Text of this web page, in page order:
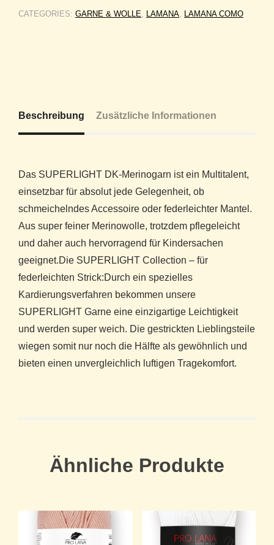
CATEGORIES: GARNE & WOLLE LAMANA LAMANA COMO
Beschreibung Zusätzliche Informationen
Das SUPERLIGHT DK-Merinogarn ist ein Multitalent,
einsetzbar für absolut jede Gelegenheit, ob
schmeichelndes Accessoire oder federleichter Mantel.
Aus super feiner Merinowolle, trotzdem pflegeleicht
und daher auch hervorragend für Kindersachen
geeignet.Die SUPERLIGHT Collection – für
federleichten Strick:Durch ein spezielles
Kardierungsverfahren bekommen unsere
SUPERLIGHT Garne eine einzigartige Leichtigkeit
und werden super weich. Die gestrickten Lieblingsteile
wiegen somit nur noch die Hälfte als gewöhnlich und
bieten einen unvergleichlich luftigen Tragekomfort.
Ähnliche Produkte